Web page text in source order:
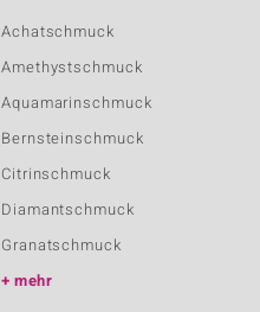
Achatschmuck
Amethystschmuck
Aquamarinschmuck
Bernsteinschmuck
Citrinschmuck
Diamantschmuck
Granatschmuck
mehr